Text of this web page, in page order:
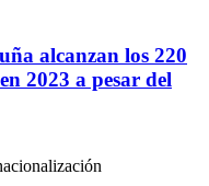
alcanzan los 220
2023 a pesar del